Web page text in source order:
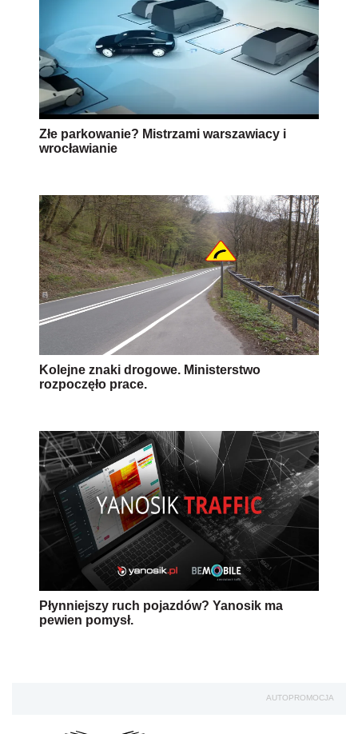
Złe parkowanie? Mistrzami warszawiacy i
wrocławianie
Kolejne znaki drogowe. Ministerstwo
rozpoczęło prace.
Płynniejszy ruch pojazdów? Yanosik ma
pewien pomysł.
AUTOPROMOCJA